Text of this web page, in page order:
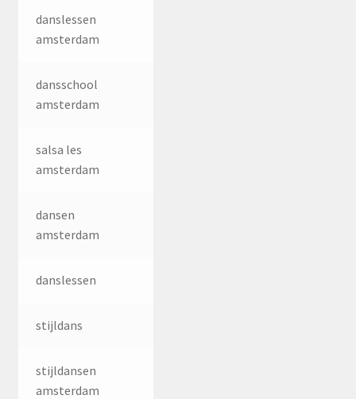
danslessen
amsterdam
dansschool
amsterdam
salsa les
amsterdam
dansen
amsterdam
danslessen
stijldans
stijldansen
amsterdam